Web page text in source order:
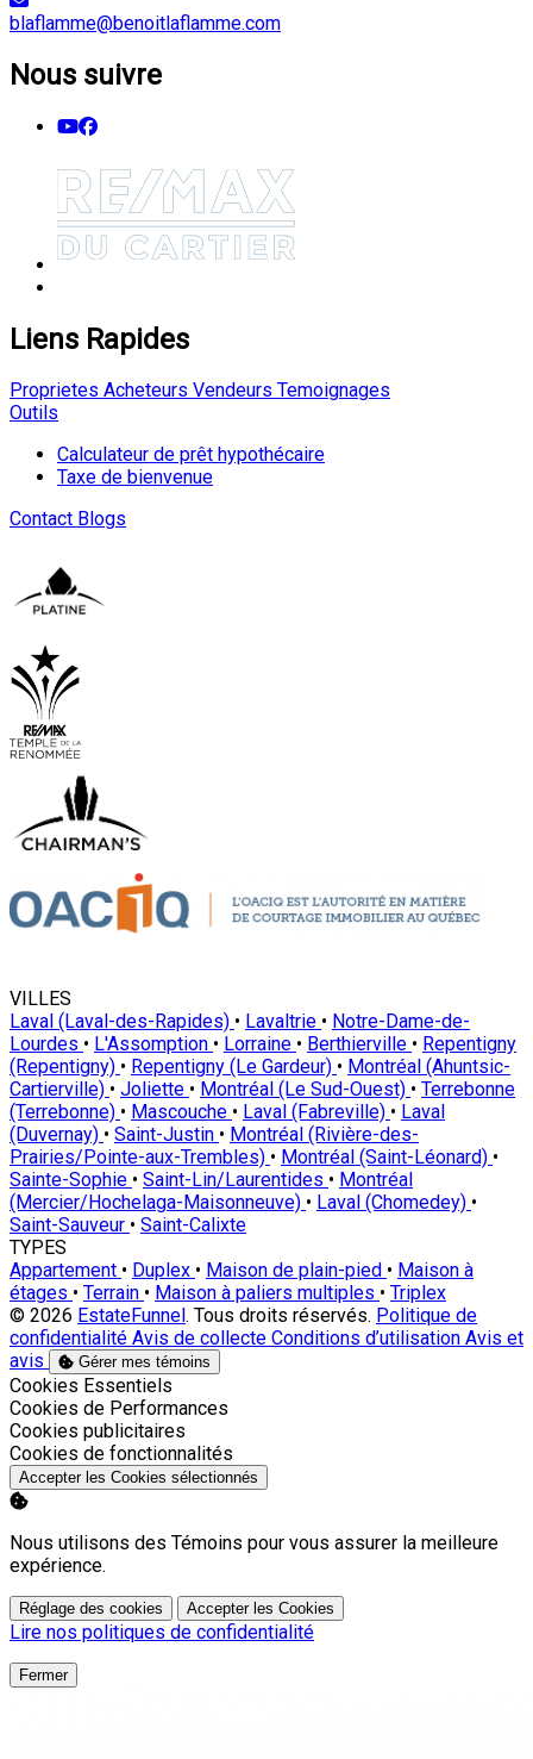
blaflamme@benoitlaflamme.com
Nous suivre
Liens Rapides
Proprietes Acheteurs Vendeurs Temoignages
Outils
Calculateur de prêt hypothécaire
Taxe de bienvenue
Contact Blogs
VILLES
Laval (Laval-des-Rapides) • Lavaltrie • Notre-Dame-de-
Lourdes • L'Assomption • Lorraine • Berthierville • Repentigny
(Repentigny) • Repentigny (Le Gardeur) • Montréal (Ahuntsic-
Cartierville) • Joliette • Montréal (Le Sud-Ouest) • Terrebonne
(Terrebonne) • Mascouche • Laval (Fabreville) • Laval
(Duvernay) • Saint-Justin • Montréal (Rivière-des-
Prairies/Pointe-aux-Trembles) • Montréal (Saint-Léonard) •
Sainte-Sophie • Saint-Lin/Laurentides • Montréal
(Mercier/Hochelaga-Maisonneuve) • Laval (Chomedey) •
Saint-Sauveur • Saint-Calixte
TYPES
Appartement • Duplex • Maison de plain-pied • Maison à
étages • Terrain • Maison à paliers multiples • Triplex
© 2026 EstateFunnel . Tous droits réservés. Politique de
confidentialité Avis de collecte Conditions d’utilisation Avis et
avis
Gérer mes témoins
Activer
Cookies Essentiels
Activer
Cookies de Performances
Activer
Cookies publicitaires
Activer
Cookies de fonctionnalités
Accepter les Cookies sélectionnés
Nous utilisons des Témoins pour vous assurer la meilleure
expérience.
Réglage des cookies Accepter les Cookies
Lire nos politiques de confidentialité
Fermer